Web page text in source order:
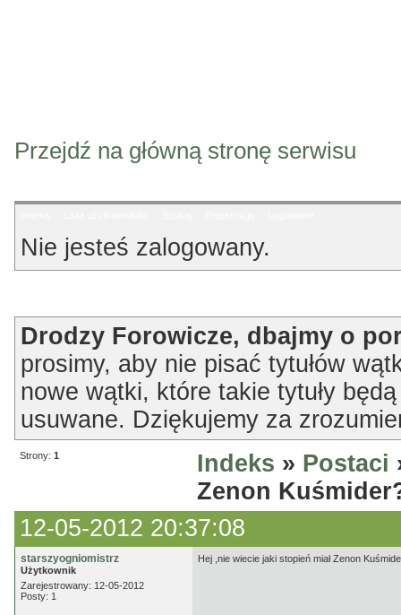
Przejdź na główną stronę serwisu
Nie jesteś zalogowany.
Drodzy Forowicze, dbajmy o
prosimy, aby nie pisać tytułów
nowe wątki, które takie tytuły
usuwane. Dziękujemy za
Strony: 1 Indeks » Postaci
Zenon
12-05-2012 20:37:08
starszyogniomistrz
Użytkownik
Zarejestrowany: 12-05-2012
Posty: 1
Hej ,nie wiecie jaki stopień miał Zenon